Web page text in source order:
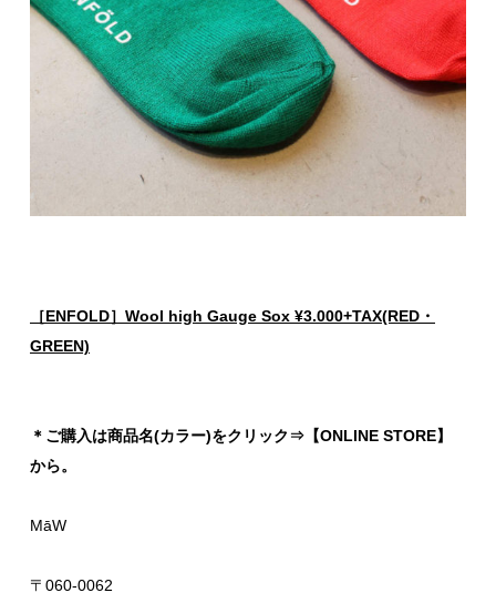
［ENFOLD］Wool high Gauge Sox ¥3.000+TAX(RED・
GREEN)
＊ご購入は商品名(カラー)をクリック⇒【ONLINE STORE】
から。
MāW
〒060-0062